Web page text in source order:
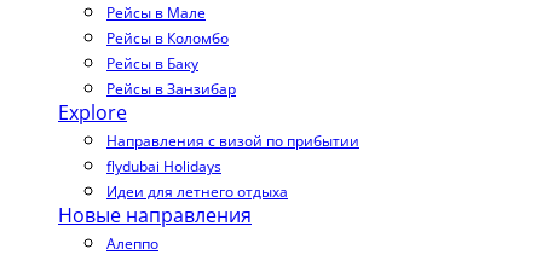
Рейсы в Мале
Рейсы в Коломбо
Рейсы в Баку
Рейсы в Занзибар
Explore
Направления с визой по прибытии
flydubai Holidays
Идеи для летнего отдыха
Новые направления
Алеппо